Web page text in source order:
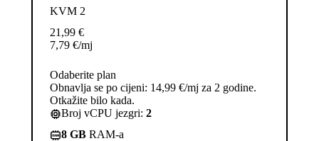
KVM 2
21,99 €
7,79 €/mj
Odaberite plan
Obnavlja se po cijeni: 14,99 €/mj za 2 godine.
Otkažite bilo kada.
Broj vCPU jezgri: 2
8 GB RAM-a